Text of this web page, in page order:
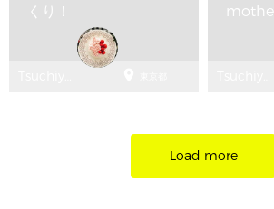
くり！
Load more